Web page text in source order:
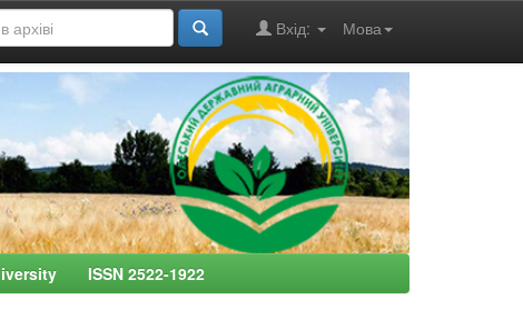
Мова
Вхід:
ISSN 2522-1922